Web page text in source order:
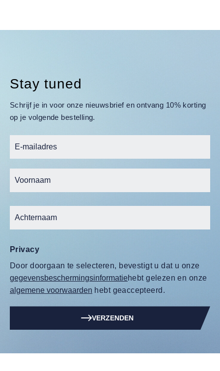
Stay tuned
Schrijf je in voor onze nieuwsbrief en ontvang 10% korting
op je volgende bestelling.
Privacy
Door doorgaan te selecteren, bevestigt u dat u onze
gegevensbeschermingsinformatiehebt gelezen en onze
algemene voorwaarden hebt geaccepteerd.
VERZENDEN